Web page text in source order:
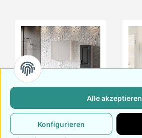
Badmöbel Set Arin
Anthrazit 60
99 99
Alle akzeptieren
Konfigurieren